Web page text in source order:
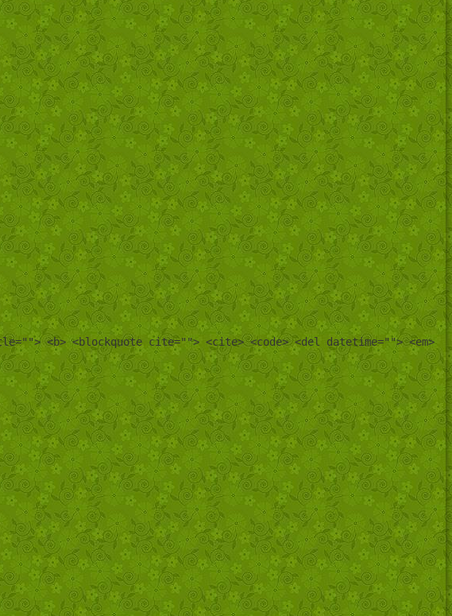
<b> <blockquote cite=""> <cite> <code> <del datetime=""> <em>